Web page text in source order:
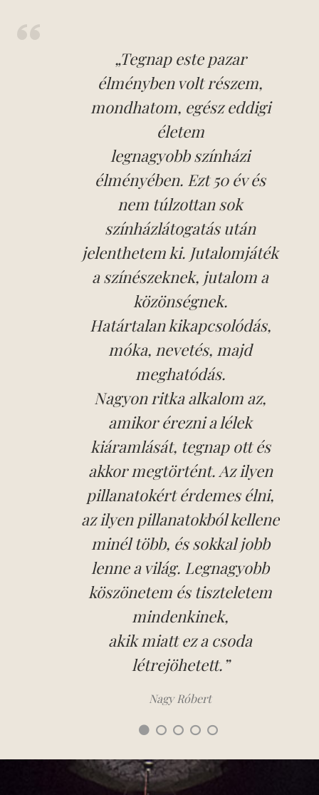
„Tegnap este pazar
élményben volt részem,
mondhatom, egész eddigi
életem
legnagyobb színházi
élményében. Ezt 50 év és
nem túlzottan sok
színházlátogatás után
jelenthetem ki. Jutalomjáték
a színészeknek, jutalom a
közönségnek.
Határtalan kikapcsolódás,
móka, nevetés, majd
meghatódás.
Nagyon ritka alkalom az,
amikor érezni a lélek
kiáramlását, tegnap ott és
akkor megtörtént. Az ilyen
pillanatokért érdemes élni,
az ilyen pillanatokból kellene
minél több, és sokkal jobb
lenne a világ. Legnagyobb
köszönetem és tiszteletem
mindenkinek,
akik miatt ez a csoda
létrejöhetett.”
Nagy Róbert
Keve-Rác Ágnes
Tanárki Ágnes
Nagy Deák Tünde
Kemény Mária Judit